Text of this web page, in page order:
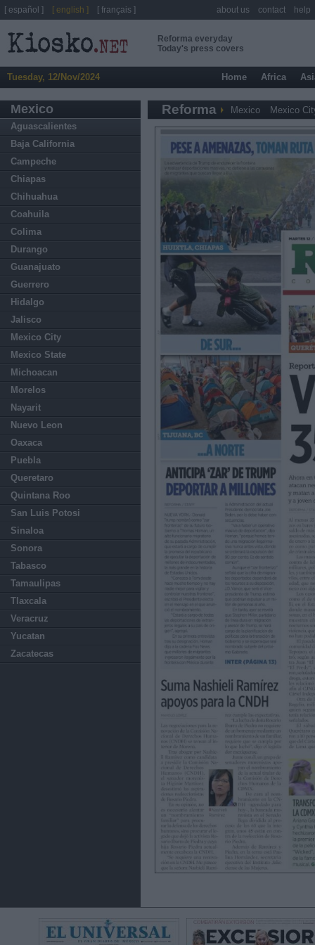
Reforma everyday
Today's press covers
Tuesday, 12/Nov/2024 Home Africa
Mexico
Aguascalientes
Baja California
Campeche
Chiapas
Chihuahua
Coahuila
Colima
Durango
Guanajuato
Guerrero
Hidalgo
Jalisco
Mexico City
Mexico State
Michoacan
Morelos
Nayarit
Nuevo Leon
Oaxaca
Puebla
Queretaro
Quintana Roo
San Luis Potosi
Sinaloa
Sonora
Tabasco
Tamaulipas
Tlaxcala
Veracruz
Yucatan
Zacatecas
Reforma Mexico Mexico
[ español ] [ english ] [ français ] about us contact help